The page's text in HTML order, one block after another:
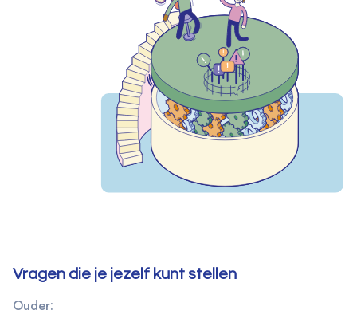
Vragen die je jezelf kunt stellen
Ouder: